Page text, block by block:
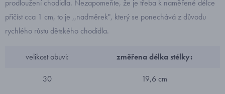
prodloužení chodidla. Nezapomeňte, že je třeba k naměřené délce
přičíst cca 1 cm, to je ,,nadměrek", který se ponechává z důvodu
rychlého růstu dětského chodidla.
velikost obuvi: změřena délka stélky:
30 19,6 cm